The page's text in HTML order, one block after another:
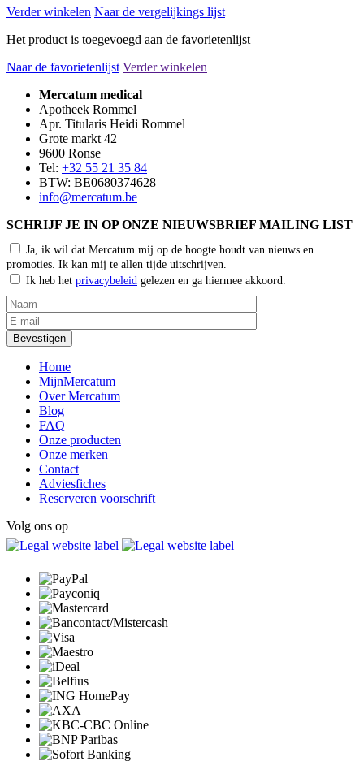
Verder winkelen Naar de vergelijkings lijst
Het product is toegevoegd aan de favorietenlijst
Naar de favorietenlijst Verder winkelen
Mercatum medical
Apotheek Rommel
Apr. Titularis Heidi Rommel
Grote markt 42
9600 Ronse
Tel: +32 55 21 35 84
BTW: BE0680374628
info@mercatum.be
SCHRIJF JE IN OP ONZE NIEUWSBRIEF MAILING LIST
Ja, ik wil dat Mercatum mij op de hoogte houdt van nieuws en
promoties. Ik kan mij te allen tijde uitschrijven.
Ik heb het privacybeleid gelezen en ga hiermee akkoord.
Home
MijnMercatum
Over Mercatum
Blog
FAQ
Onze producten
Onze merken
Contact
Adviesfiches
Reserveren voorschrift
Volg ons op